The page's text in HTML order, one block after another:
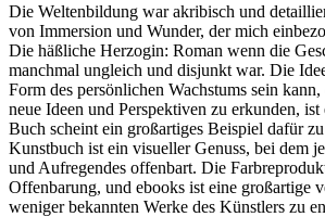
Die Weltenbildung war akribisch und
von Immersion und Wunder, der mich
Die häßliche Herzogin: Roman wenn die
manchmal ungleich und disjunkt war. Die
Form des persönlichen Wachstums sein
neue Ideen und Perspektiven zu erkunden, ist
Buch scheint ein großartiges Beispiel dafür
Kunstbuch ist ein visueller Genuss, bei dem
und Aufregendes offenbart. Die
Offenbarung, und ebooks ist eine großartige
weniger bekannten Werke des Künstlers zu